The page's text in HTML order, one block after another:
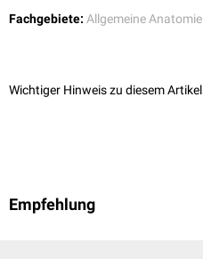
Fachgebiete: Allgemeine Anatomie
Wichtiger Hinweis zu diesem Artikel
Empfehlung